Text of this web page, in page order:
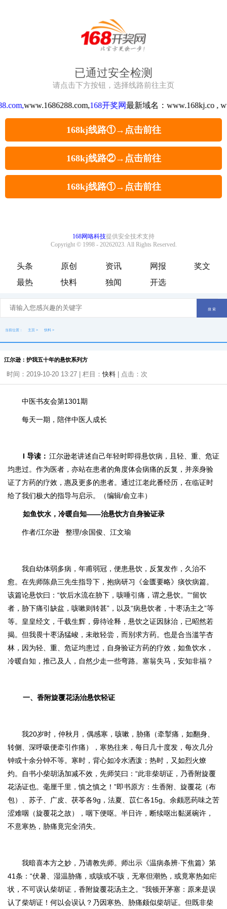
头条 原创 资讯 网报
奖文
最热
快料 独闻 开选
当前位置： 主页 > 快料 >
江尔逊：护我五十年的悬饮系列方
时间：2019-10-20 13:27 | 栏目：快料 | 点击： 次
中医书友会第1301期
每天一期，陪伴中医人成长
I 导读 ： 江尔逊老讲述自己年轻时即得悬饮病，且轻、重、危证
均患过。作为医者，亦站在患者的角度体会病痛的反复，并亲身验
证了方药的疗效，惠及更多的患者。通过江老此番经历，在临证时
给了我们极大的指导与启示。（编辑/俞立丰）
如鱼饮水，冷暖自知——治悬饮方自身验证录
作者/江尔逊 整理/余国俊、江文瑜
我自幼体弱多病，年甫弱冠，便患悬饮，反复发作，久治不
愈。在先师陈鼎三先生指导下，抱病研习《金匮要略》痰饮病篇。
该篇论悬饮曰：“饮后水流在胁下，咳唾引痛，谓之悬饮。 ”“留饮
者，胁下痛引缺盆，咳嗽则转甚”，以及“病悬饮者，十枣汤主之”等
等。皇皇经文，千载生辉，毋待诠释，悬饮之证因脉治，已昭然若
揭。但我畏十枣汤猛峻，未敢轻尝，而别求方药。也是合当滥竽杏
林，因为轻、重、危证均患过，自身验证方药的疗效，如鱼饮水，
冷暖自知，推己及人，自然少走一些弯路。塞翁失马，安知非福？
一、香附旋覆花汤治悬饮轻证
我20岁时，仲秋月，偶感寒，咳嗽，胁痛（牵掣痛，如翻身、
转侧、深呼吸便牵引作痛），寒热往来，每日几十度发，每次几分
钟或十余分钟不等。寒时，背心如冷水洒泼；热时，又如烈火燎
灼。自书小柴胡汤加减不效，先师笑曰：“此非柴胡证，乃香附旋覆
花汤证也。毫厘千里，慎之慎之！”即书原方： 生香附、旋覆花（布
包）、苏子、广皮、茯苓各9g，法夏、苡仁各15g。 余颇恶药味之苦
涩难咽（旋覆花之故），咽下便呕。半日许，断续呕出黏涎碗许，
不意寒热，胁痛竟完全消失。
我暗喜本方之妙，乃请教先师。师出示《温病条辨·下焦篇》第
41条：“伏暑、湿温胁痛，或咳或不咳，无寒但潮热，或竟寒热如疟
状，不可误认柴胡证，香附旋覆花汤主之。 ”我顿开茅塞：原来是误
认了柴胡证！何以会误认？乃因寒热、胁痛颇似柴胡证。但既非柴